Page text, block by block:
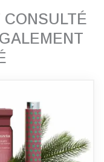
CONSULTÉ